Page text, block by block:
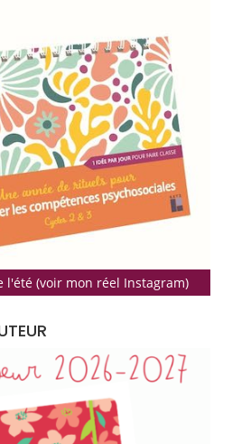
l'été (voir mon réel Instagram)